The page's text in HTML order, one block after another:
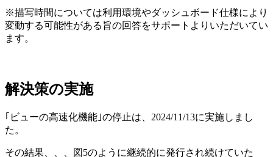
※描写時間については利用環境やダッシュボード仕様により
変動する可能性がある旨の回答をサポートよりいただいてい
ます。
解決策の実施
｢ビューの高速化機能｣の停止は、2024/11/13に実施しまし
た。
その結果、、、図5のように継続的に発行され続けていた